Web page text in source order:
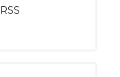
RSS